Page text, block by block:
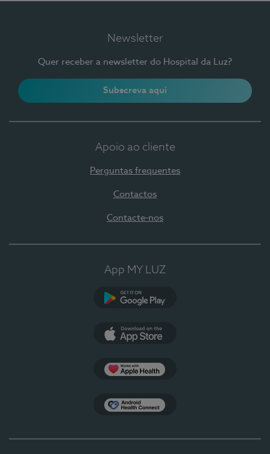
Newsletter
Quer receber a newsletter do Hospital da Luz?
Subscreva aqui
Apoio ao cliente
Perguntas frequentes
Contactos
Contacte-nos
App MY LUZ